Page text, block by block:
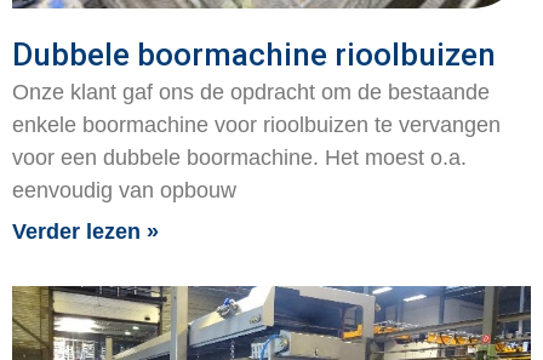
Dubbele boormachine rioolbuizen
Onze klant gaf ons de opdracht om de bestaande
enkele boormachine voor rioolbuizen te vervangen
voor een dubbele boormachine. Het moest o.a.
eenvoudig van opbouw
Verder lezen »